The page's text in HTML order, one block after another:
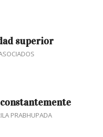
superior
PRABHUPADA